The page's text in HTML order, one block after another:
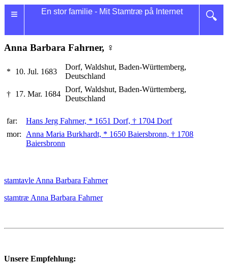
≡ 🔍
En stor familie - Mit Stamtræ på Internet
Anna Barbara Fahrner, ♀
* 10. Jul. 1683
Dorf, Waldshut, Baden-Württemberg,
Deutschland
† 17. Mar. 1684
Dorf, Waldshut, Baden-Württemberg,
Deutschland
far:
Hans Jerg Fahrner, * 1651 Dorf, † 1704 Dorf
mor:
Anna Maria Burkhardt, * 1650 Baiersbronn, † 1708
Baiersbronn
stamtavle Anna Barbara Fahrner
stamtræ Anna Barbara Fahrner
Unsere Empfehlung: